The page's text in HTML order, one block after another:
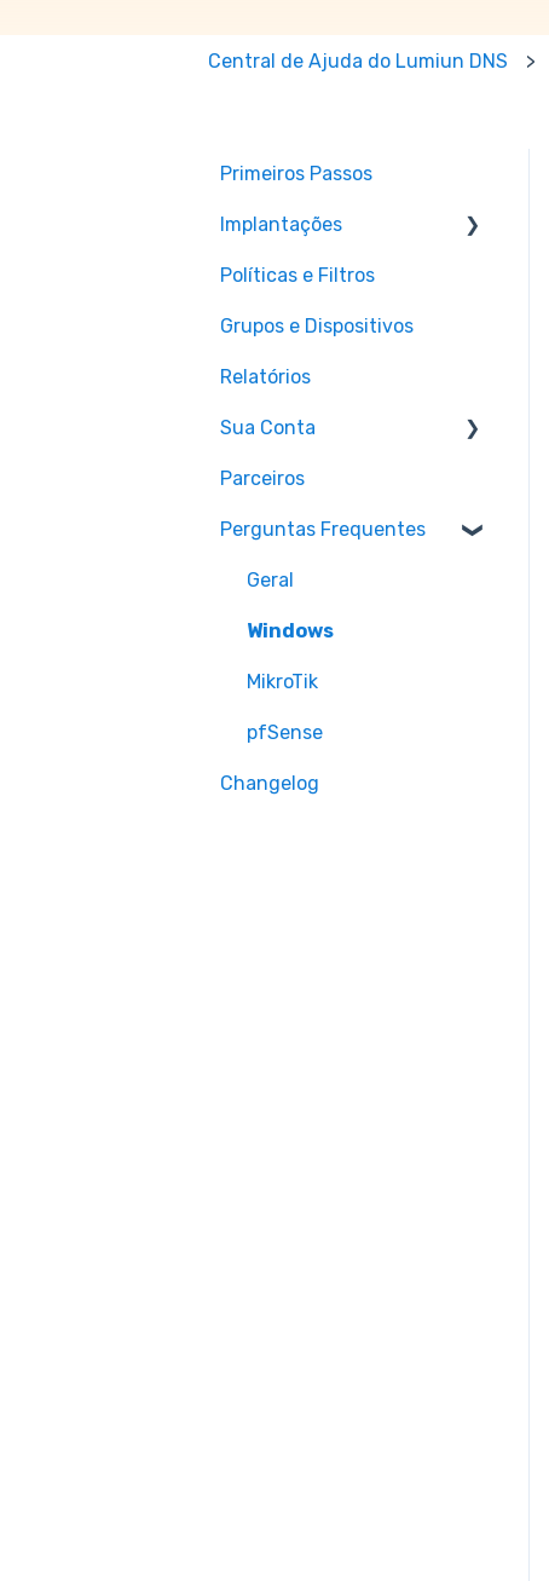
Central de Ajuda do Lumiun DNS
Primeiros Passos
Implantações
Roteadores
Firewalls
Servidores
Computadores
Smartphones
Navegadores
Geral
Políticas e Filtros
Grupos e Dispositivos
Relatórios
Sua Conta
Planos e Faturamento
Parceiros
Perguntas Frequentes
Geral
Windows
MikroTik
pfSense
Changelog